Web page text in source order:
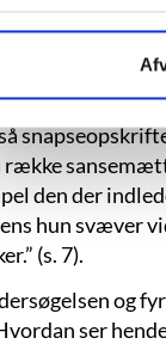
er det
ridser
form og grafisk
alle afsluttes
række
den der
hun svæver
(s. 7).
og
ser